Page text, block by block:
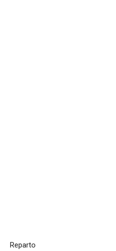
Reparto